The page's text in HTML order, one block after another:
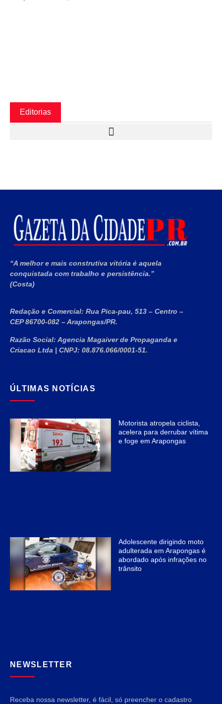
Editorias
“A melhor e mais construtiva vitória é aquela
conquistada com trabalho e persistência.”
(Costa)
Redação e Comercial: Rua Pica-pau, 513 – Centro –
CEP 86700-082 – Arapongas/PR.
Razão Social: Agencia Magaiver de Propaganda e
Criacao Ltda | CNPJ: 08.876.066/0001-51.
ÚLTIMAS NOTÍCIAS
Motorista atropela ciclista,
acelera para derrubar vítima
e foge em Arapongas
Adolescente dirigindo moto
adulterada em Arapongas é
abordado após infrações no
trânsito
NEWSLETTER
Receba nossa newsletter, é fácil, só preencher o cadastro